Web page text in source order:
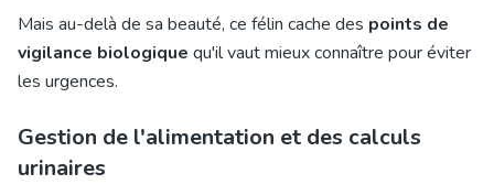
Mais au-delà de sa beauté, ce félin cache des points de
vigilance biologique qu'il vaut mieux connaître pour éviter
les urgences.
Gestion de l'alimentation et des calculs
urinaires